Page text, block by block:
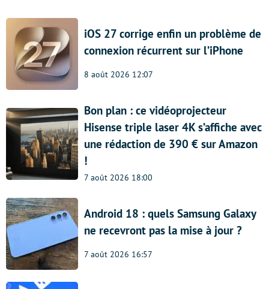
iOS 27 corrige enfin un problème de
connexion récurrent sur l’iPhone
8 août 2026 12:07
Bon plan : ce vidéoprojecteur
Hisense triple laser 4K s’affiche avec
une rédaction de 390 € sur Amazon
!
7 août 2026 18:00
Android 18 : quels Samsung Galaxy
ne recevront pas la mise à jour ?
7 août 2026 16:57